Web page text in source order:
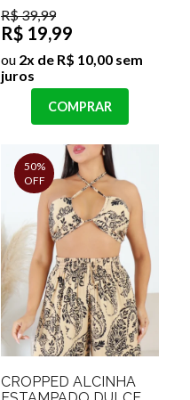
R$ 39,99
R$ 19,99
ou 2x de R$ 10,00 sem
juros
COMPRAR
50%
OFF
CROPPED ALCINHA